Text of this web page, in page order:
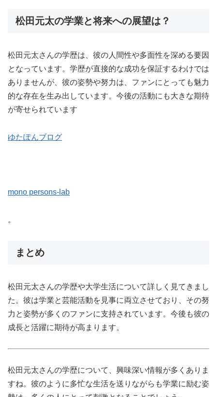
松田元太の学業と将来への展望は？
松田元太さんの学歴は、彼の人間性や多面性を深める要因
となっています。学歴が直接的な成功を保証するわけでは
ありませんが、彼の姿勢や努力は、ファンにとっても魅力
的な存在を生み出しています。今後の活動にも大きな期待
が寄せられています​
ゆたぽんブログ
mono persons-lab
。
まとめ
松田元太さんの学歴や大学生活について詳しく見てきまし
た。彼は学業と芸能活動を見事に両立させており、その努
力と姿勢が多くのファンに支持されています。今後も彼の
成長と活躍に期待が高まります。
松田元太さんの学歴について、興味深い情報が多くありま
すね。彼のように多忙な生活を送りながらも学業に励む姿